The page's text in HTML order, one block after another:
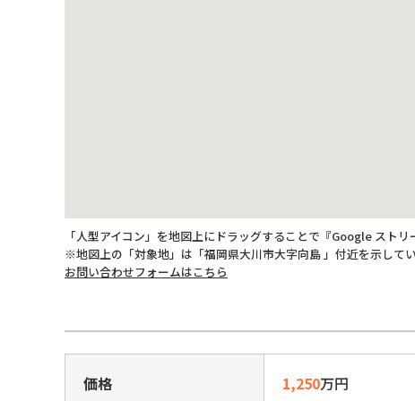
「人型アイコン」を地図上にドラッグすることで『Google ストリ
※地図上の「対象地」は「福岡県大川市大字向島 」付近を示して
お問い合わせフォームはこちら
価格 1,250万円